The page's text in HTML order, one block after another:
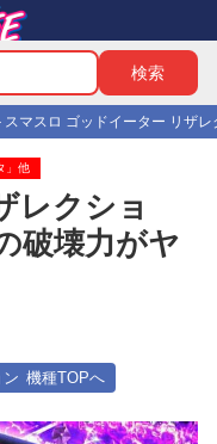
スマスロ ゴッドイーター リザレ
」他
レクショ
破壊力がヤ